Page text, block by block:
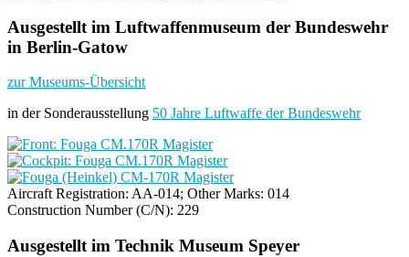
Ausgestellt im Luftwaffenmuseum der Bundeswehr
in Berlin-Gatow
zur Museums-Übersicht
in der Sonderausstellung 50 Jahre Luftwaffe der Bundeswehr
Aircraft Registration: AA-014; Other Marks: 014
Construction Number (C/N): 229
Ausgestellt im Technik Museum Speyer